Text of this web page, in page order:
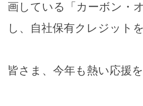
画している「カーボン・
し、自社保有クレジット
皆さま、今年も熱い応援